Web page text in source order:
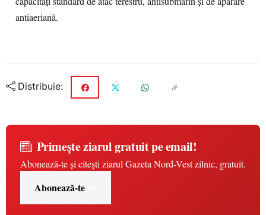
antiaeriană.
Distribuie:
Primește ziarul gratuit pe email!
Abonează-te și citești ziarul Gazeta Nord-Vest zilnic, gratuit.
Abonează-te